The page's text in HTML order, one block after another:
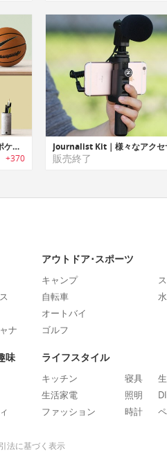
Lookstand｜高さ調整可能なポケットサイズスマホスタンド「ルックスタンド」
+370 販売終了
ナ
アウトドア･スポーツ
キャンプ
自転車
オートバイ
ゴルフ
味 ライフスタイル
キッチン
生活家電
ファッション
寝具
照明
時計
法に基づく表示